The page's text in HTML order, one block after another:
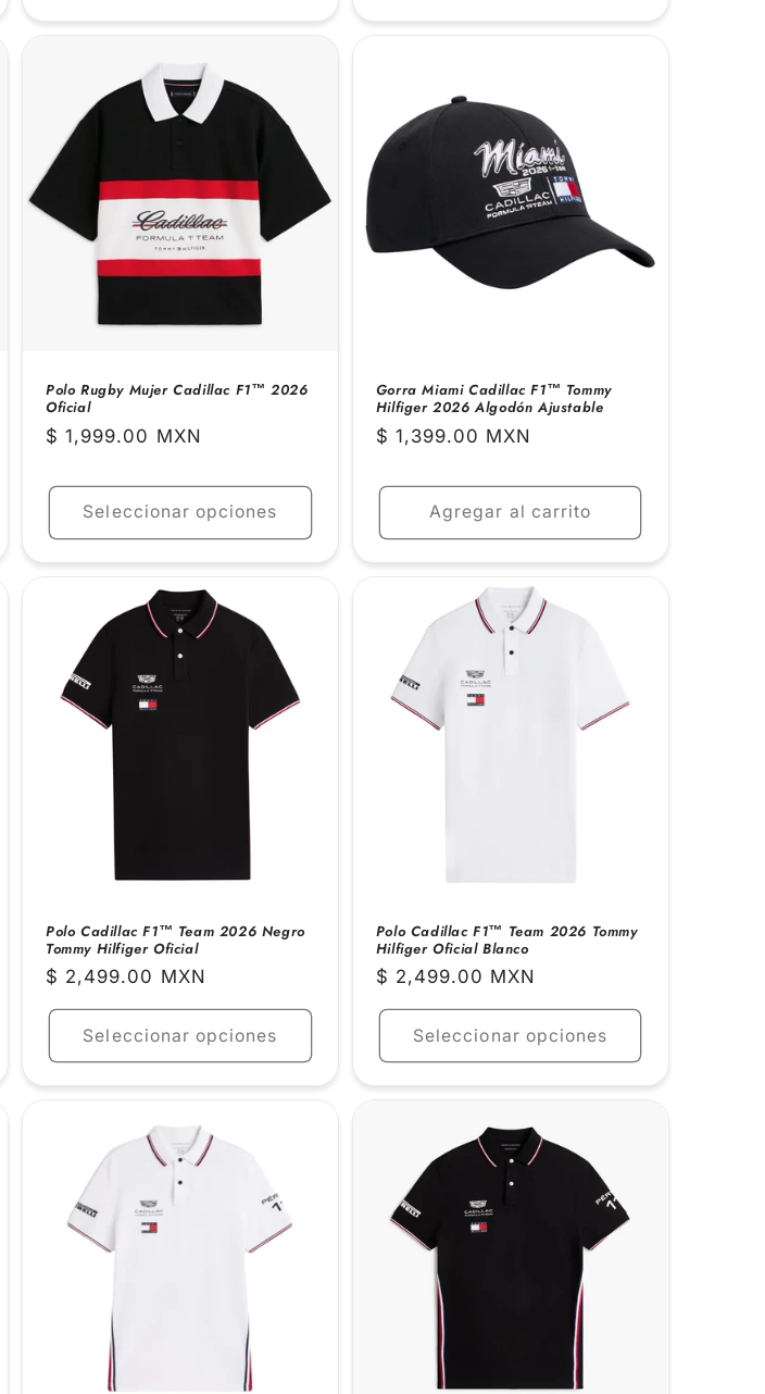
Polo Rugby Mujer Cadillac F1™ 2026
Oficial
Precio
$ 1,999.00 MXN
Seleccionar opciones
Gorra Miami Cadillac F1™ Tommy
Hilfiger 2026 Algodón Ajustable
Precio
$ 1,399.00 MXN
Agregar al carrito
Polo Cadillac F1™ Team 2026 Negro
Tommy Hilfiger Oficial
Precio
habitual
$ 2,499.00 MXN
Seleccionar opciones
Polo Cadillac F1™ Team 2026 Tommy
Hilfiger Oficial Blanco
Precio
habitual
$ 2,499.00 MXN
Seleccionar opciones